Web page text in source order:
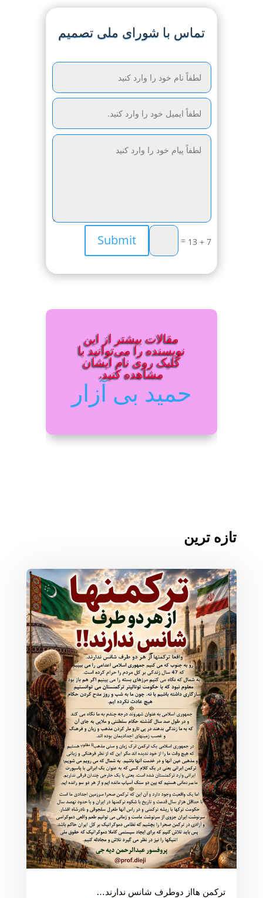
تماس با شورای ملی تصمیم
7 + 13
=
Submit
مقالات بیشتر از این
نویسنده را می‌توانید با
کلیک روی نام ایشان
مشاهده کنید.
حمید بی آزار
تازه ترین
ترکمن هااز دوطرف شانس ندارند…